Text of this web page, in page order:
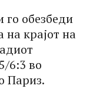
го обезбеди
на крајот на
6:3 во
Париз.